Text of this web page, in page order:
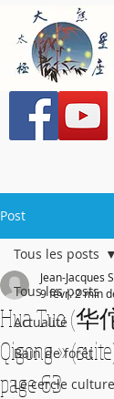
Post
Tous les posts
Actualité
Bain de forêt
Le cercle
Tous les posts
Hua Tuo (华
Qigong »
page 63
Jean-Jacques
9 févr.2 min